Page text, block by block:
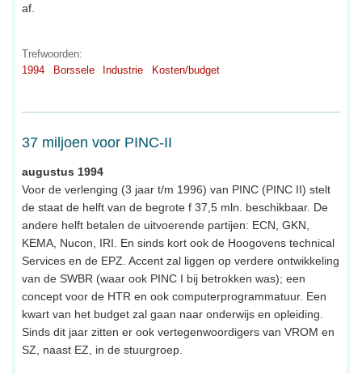
af.
Trefwoorden:
1994
Borssele Industrie Kosten/budget
37 miljoen voor PINC-II
augustus 1994
Voor de verlenging (3 jaar t/m 1996) van PINC (PINC II) stelt
de staat de helft van de begrote f 37,5 mln. beschikbaar. De
andere helft betalen de uitvoerende partijen: ECN, GKN,
KEMA, Nucon, IRI. En sinds kort ook de Hoogovens technical
Services en de EPZ. Accent zal liggen op verdere ontwikkeling
van de SWBR (waar ook PINC I bij betrokken was); een
concept voor de HTR en ook computerprogrammatuur. Een
kwart van het budget zal gaan naar onderwijs en opleiding.
Sinds dit jaar zitten er ook vertegenwoordigers van VROM en
SZ, naast EZ, in de stuurgroep.